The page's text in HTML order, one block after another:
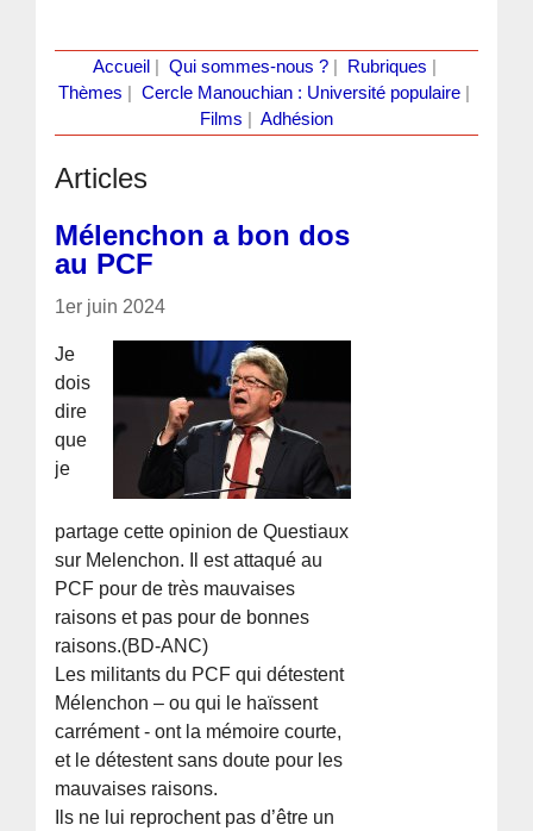
Accueil Qui sommes-nous ?| Rubriques
Thèmes
Cercle Manouchian : Université populaire
Films
Adhésion
Articles
Mélenchon a bon dos
au PCF
1er juin 2024
Je
dois
dire
que
je
partage cette opinion de Questiaux
sur Melenchon. Il est attaqué au
PCF pour de très mauvaises
raisons et pas pour de bonnes
raisons.(BD-ANC)
Les militants du PCF qui détestent
Mélenchon – ou qui le haïssent
carrément - ont la mémoire courte,
et le détestent sans doute pour les
mauvaises raisons.
Ils ne lui reprochent pas d’être un